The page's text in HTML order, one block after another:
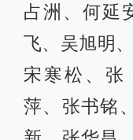
占洲、何延
飞、吴旭明
宋寒松、张
萍、张书铭